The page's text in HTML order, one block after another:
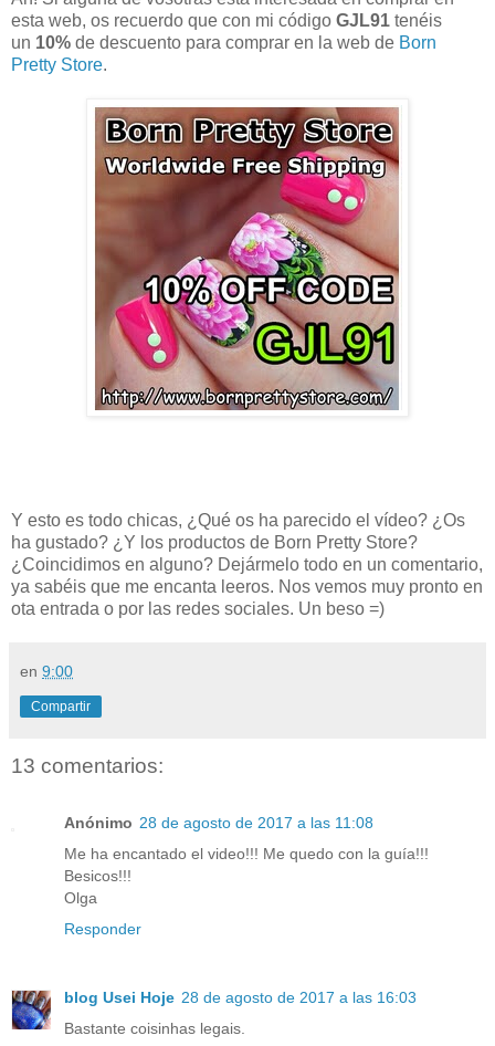
esta web, os recuerdo que con mi código GJL91 tenéis
un 10% de descuento para comprar en la web de Born
Pretty Store.
Y esto es todo chicas, ¿Qué os ha parecido el vídeo? ¿Os
ha gustado? ¿Y los productos de Born Pretty Store?
¿Coincidimos en alguno? Dejármelo todo en un comentario,
ya sabéis que me encanta leeros. Nos vemos muy pronto en
ota entrada o por las redes sociales. Un beso =)
en 9:00
Compartir
13 comentarios:
Anónimo 28 de agosto de 2017 a las 11:08
Me ha encantado el video!!! Me quedo con la guía!!!
Besicos!!!
Olga
Responder
blog Usei Hoje 28 de agosto de 2017 a las 16:03
Bastante coisinhas legais.